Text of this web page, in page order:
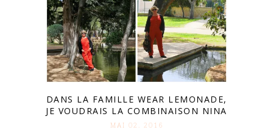
DANS LA FAMILLE WEAR LEMONADE,
JE VOUDRAIS LA COMBINAISON NINA
MAI 02. 2016